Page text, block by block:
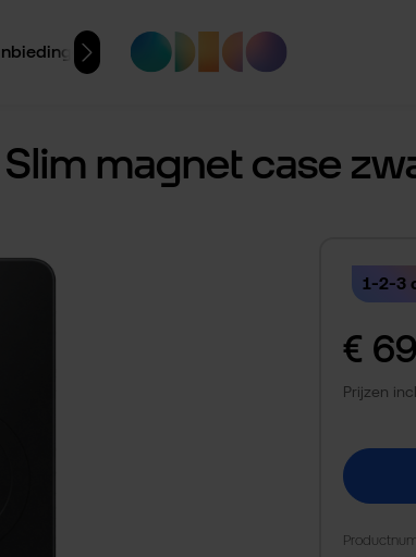
magnet case
1-2-3
Normale
€
Prijzen